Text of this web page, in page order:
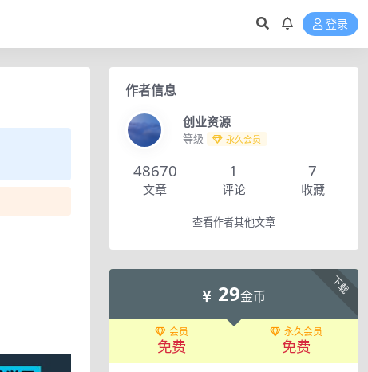
登录
作者信息
创业资源
等级 永久会员
48670
文章
1
评论
7
收藏
查看作者其他文章
下载
29金币
会员
免费
永久会员
免费